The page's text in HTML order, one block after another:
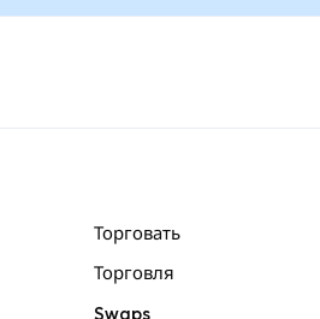
Торговать
Торговля
Swaps